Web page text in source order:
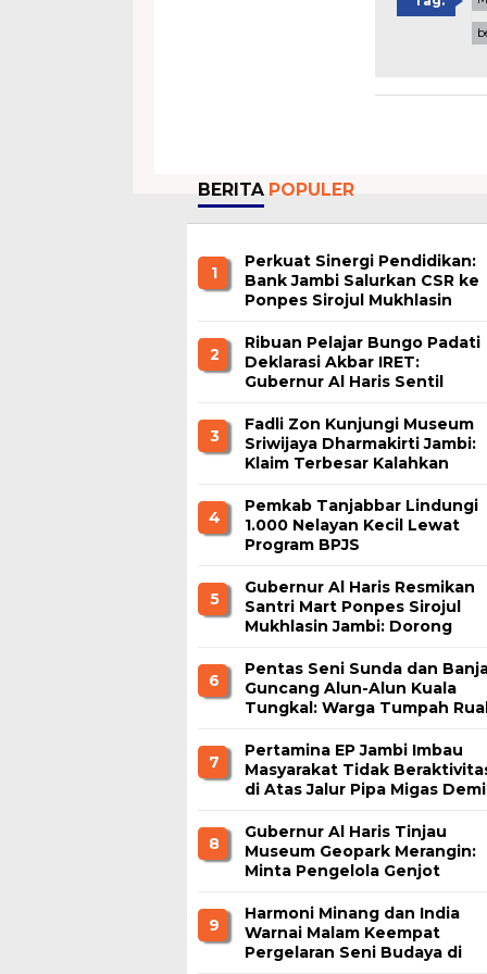
BERITA POPULER
1
Perkuat Sinergi Pendidikan:
Bank Jambi Salurkan CSR ke
Ponpes Sirojul Mukhlasin
2
Ribuan Pelajar Bungo Padati
Deklarasi Akbar IRET:
Gubernur Al Haris Sentil
Radikalisme
3
Fadli Zon Kunjungi Museum
Sriwijaya Dharmakirti Jambi:
Klaim Terbesar Kalahkan
4
Pemkab Tanjabbar Lindungi
1.000 Nelayan Kecil Lewat
Program BPJS
5
Gubernur Al Haris Resmikan
Santri Mart Ponpes Sirojul
Mukhlasin Jambi: Dorong
Pesantren
6
Pentas Seni Sunda dan
Guncang Alun-Alun Kuala
Tungkal: Warga Tumpah
7
Pertamina EP Jambi Imbau
Masyarakat Tidak
di Atas Jalur Pipa Migas Demi
8
Gubernur Al Haris Tinjau
Museum Geopark Merangin:
Minta Pengelola Genjot
9
Harmoni Minang dan India
Warnai Malam Keempat
Pergelaran Seni Budaya di